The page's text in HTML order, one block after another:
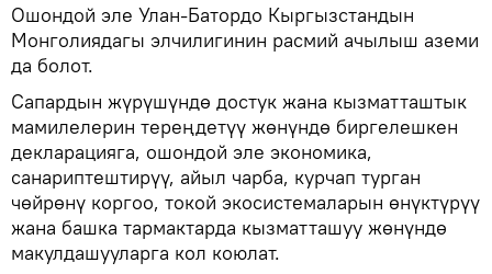
Ошондой эле Улан-Батордо Кыргызстандын
Монголиядагы элчилигинин расмий ачылыш аземи
да болот.
Сапардын жүрүшүндө достук жана кызматташтык
мамилелерин тереңдетүү жөнүндө биргелешкен
декларацияга, ошондой эле экономика,
санариптештирүү, айыл чарба, курчап турган
чөйрөнү коргоо, токой экосистемаларын өнүктүрүү
жана башка тармактарда кызматташуу жөнүндө
макулдашууларга кол коюлат.